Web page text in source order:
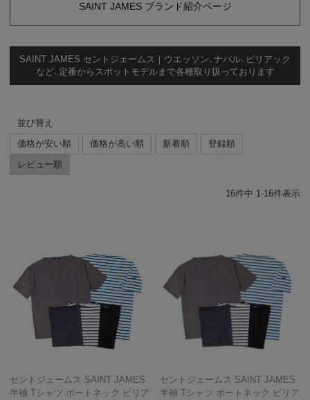
SAINT JAMES ブランド紹介ページ
SAINT JAMES セントジェームス｜ウエッソン、ナバル、ピリアック
など、定番からスポットモデルまで各種取り扱っております
並び替え
価格が安い順
価格が高い順 新着順
登録順
レビュー順
16件中 1-16件表示
セントジェームス SAINT JAMES
半袖 Tシャツ ボートネック ピリア
セントジェームス SAINT JAMES
半袖 Tシャツ ボートネック ピリア